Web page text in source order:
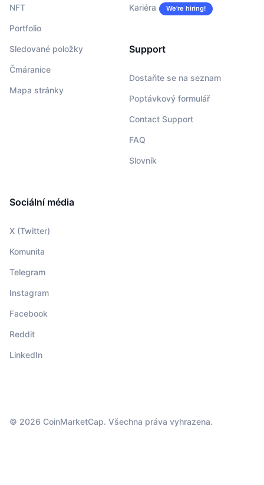
NFT
Portfolio
Sledované položky
Čmáranice
Mapa stránky
Kariéra We’re hiring!
Support
Dostaňte se na seznam
Poptávkový formulář
Contact Support
FAQ
Slovník
Sociální média
X (Twitter)
Komunita
Telegram
Instagram
Facebook
Reddit
LinkedIn
© 2026 CoinMarketCap. Všechna práva vyhrazena.